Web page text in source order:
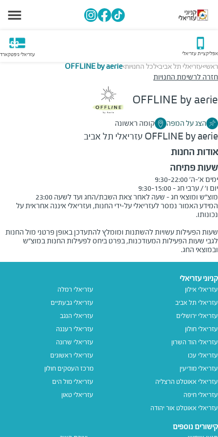
אפליקציית עזריאלי עזריאלי גיפטקארד
ראשי>עזריאלי תל אביב>לכל החנויות>
OFFLINE by aerie
חזרה לרשימת החנויות
OFFLINE by aerie
הצג על המפה קומה ראשונה
OFFLINE by aerie עזריאלי תל אביב
אודות החנות
שעות פתיחה
מוצ"ש ומוצאי חג - שעה לאחר צאת השבת/החג ועד לשעה 23:00
המידע האמור נמסר לעזריאלי על-ידי החנות, ועזריאלי איננה אחראית על
שעות הפעילות עשויות להשתנות ומומלץ להתעדכן באופן פרטני מול החנות
לגבי שעות הפעילות המעודכנות, בפרט ביחס לפעילות החנות במוצ"ש
ובמוצאי החג.
קניוני עזריאלי
עזריאלי אילון
עזריאלי תל אביב
עזריאלי ירושלים
עזריאלי חולון
עזריאלי הוד השרון
עזריאלי עכו
עזריאלי מודיעין
עזריאלי אאוטלט הרצליה
עזריאלי חיפה
עזריאלי אאוטלט אור יהודה
עזריאלי רמלה
עזריאלי גבעתיים
עזריאלי הנגב
עזריאלי רעננה
עזריאלי שרונה
עזריאלי ראשונים
מרכז העסקים חולון
עזריאלי מול הים
עזריאלי טאון
קישורים נוספים